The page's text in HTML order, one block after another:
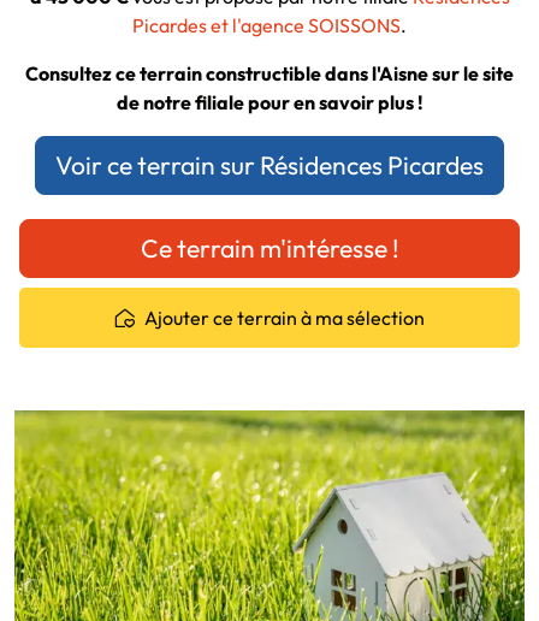
Picardes et l'agence SOISSONS.
Consultez ce terrain constructible dans l'Aisne sur le site
de notre filiale pour en savoir plus !
Voir ce terrain sur Résidences Picardes
Ce terrain m'intéresse !
Ajouter ce terrain à ma sélection